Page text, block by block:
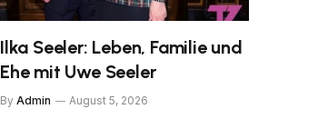
Ilka Seeler: Leben, Familie und
Ehe mit Uwe Seeler
By Admin August 5, 2026